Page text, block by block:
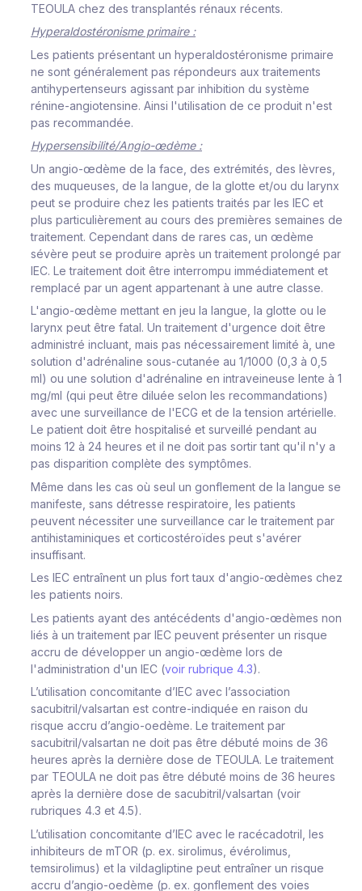
TEOULA chez des transplantés rénaux récents.
Hyperaldostéronisme primaire :
Les patients présentant un hyperaldostéronisme primaire
ne sont généralement pas répondeurs aux traitements
antihypertenseurs agissant par inhibition du système
rénine-angiotensine. Ainsi l'utilisation de ce produit n'est
pas recommandée.
Hypersensibilité/Angio-œdème :
Un angio-œdème de la face, des extrémités, des lèvres,
des muqueuses, de la langue, de la glotte et/ou du larynx
peut se produire chez les patients traités par les IEC et
plus particulièrement au cours des premières semaines de
traitement. Cependant dans de rares cas, un œdème
sévère peut se produire après un traitement prolongé par
IEC. Le traitement doit être interrompu immédiatement et
remplacé par un agent appartenant à une autre classe.
L'angio-œdème mettant en jeu la langue, la glotte ou le
larynx peut être fatal. Un traitement d'urgence doit être
administré incluant, mais pas nécessairement limité à, une
solution d'adrénaline sous-cutanée au 1/1000 (0,3 à 0,5
ml) ou une solution d'adrénaline en intraveineuse lente à 1
mg/ml (qui peut être diluée selon les recommandations)
avec une surveillance de l'ECG et de la tension artérielle.
Le patient doit être hospitalisé et surveillé pendant au
moins 12 à 24 heures et il ne doit pas sortir tant qu'il n'y a
pas disparition complète des symptômes.
Même dans les cas où seul un gonflement de la langue se
manifeste, sans détresse respiratoire, les patients
peuvent nécessiter une surveillance car le traitement par
antihistaminiques et corticostéroïdes peut s'avérer
insuffisant.
Les IEC entraînent un plus fort taux d'angio-œdèmes chez
les patients noirs.
Les patients ayant des antécédents d'angio-œdèmes non
liés à un traitement par IEC peuvent présenter un risque
accru de développer un angio-œdème lors de
l'administration d'un IEC (voir rubrique 4.3).
L’utilisation concomitante d’IEC avec l’association
sacubitril/valsartan est contre-indiquée en raison du
risque accru d’angio-oedème. Le traitement par
sacubitril/valsartan ne doit pas être débuté moins de 36
heures après la dernière dose de TEOULA. Le traitement
par TEOULA ne doit pas être débuté moins de 36 heures
après la dernière dose de sacubitril/valsartan (voir
rubriques 4.3 et 4.5).
L’utilisation concomitante d’IEC avec le racécadotril, les
inhibiteurs de mTOR (p. ex. sirolimus, évérolimus,
temsirolimus) et la vildagliptine peut entraîner un risque
accru d’angio-oedème (p. ex. gonflement des voies